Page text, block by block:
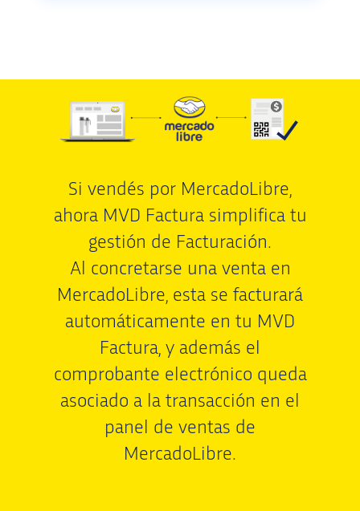
Si vendés por MercadoLibre,
ahora MVD Factura simplifica tu
gestión de Facturación.
Al concretarse una venta en
MercadoLibre, esta se facturará
automáticamente en tu MVD
Factura, y además el
comprobante electrónico queda
asociado a la transacción en el
panel de ventas de
MercadoLibre.